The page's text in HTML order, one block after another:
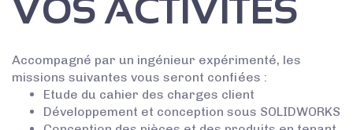
VOS ACTIVITES
Accompagné par un ingénieur expérimenté, les
missions suivantes vous seront confiées :
Etude du cahier des charges client
Développement et conception sous SOLIDWORKS